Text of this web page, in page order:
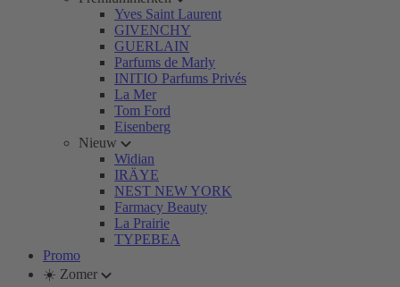
Yves Saint Laurent
GIVENCHY
GUERLAIN
Parfums de Marly
INITIO Parfums Privés
La Mer
Tom Ford
Eisenberg
Nieuw
Widian
IRÄYE
NEST NEW YORK
Farmacy Beauty
La Prairie
TYPEBEA
Promo
☀️ Zomer